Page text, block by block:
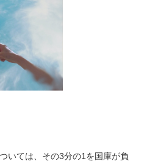
いては、その3分の1を国庫が負